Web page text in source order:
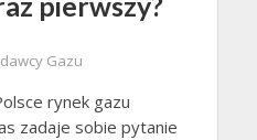
Gazu
rynek gazu
zadaje sobie pytanie